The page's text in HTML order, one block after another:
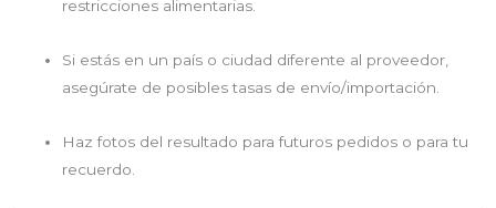
restricciones alimentarias.
Si estás en un país o ciudad diferente al proveedor,
asegúrate de posibles tasas de envío/importación.
Haz fotos del resultado para futuros pedidos o para tu
recuerdo.